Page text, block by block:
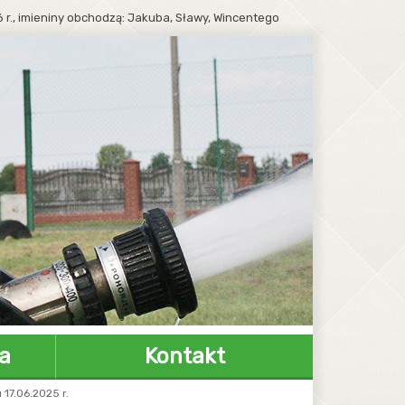
r., imieniny obchodzą: Jakuba, Sławy, Wincentego
Kontakt
r.